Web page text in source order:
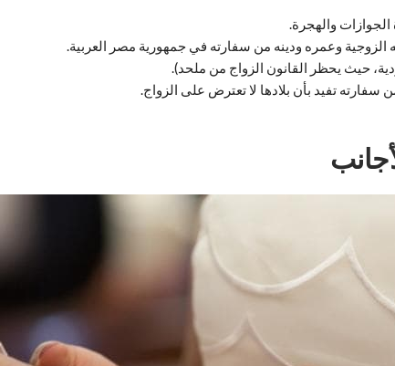
والهجرة.
الزوجية وعمره ودينه من سفارته في جمهورية مصر العربية.
حيث يحظر القانون الزواج من ملحد).
تفيد بأن بلادها لا تعترض على الزواج.